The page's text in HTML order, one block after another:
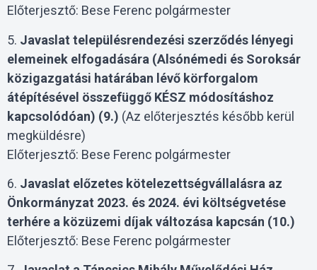
Előterjesztő: Bese Ferenc polgármester
5. Javaslat településrendezési szerződés lényegi
elemeinek elfogadására (Alsónémedi és Soroksár
közigazgatási határában lévő körforgalom
átépítésével összefüggő KÉSZ módosításhoz
kapcsolódóan) (9.) (Az előterjesztés később kerül
megküldésre)
Előterjesztő: Bese Ferenc polgármester
6. Javaslat előzetes kötelezettségvállalásra az
Önkormányzat 2023. és 2024. évi költségvetése
terhére a közüzemi díjak változása kapcsán (10.)
Előterjesztő: Bese Ferenc polgármester